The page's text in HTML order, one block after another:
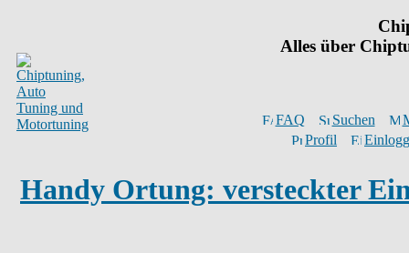
Alles über
FAQ Suchen
Profil
Handy Ortung: versteckter